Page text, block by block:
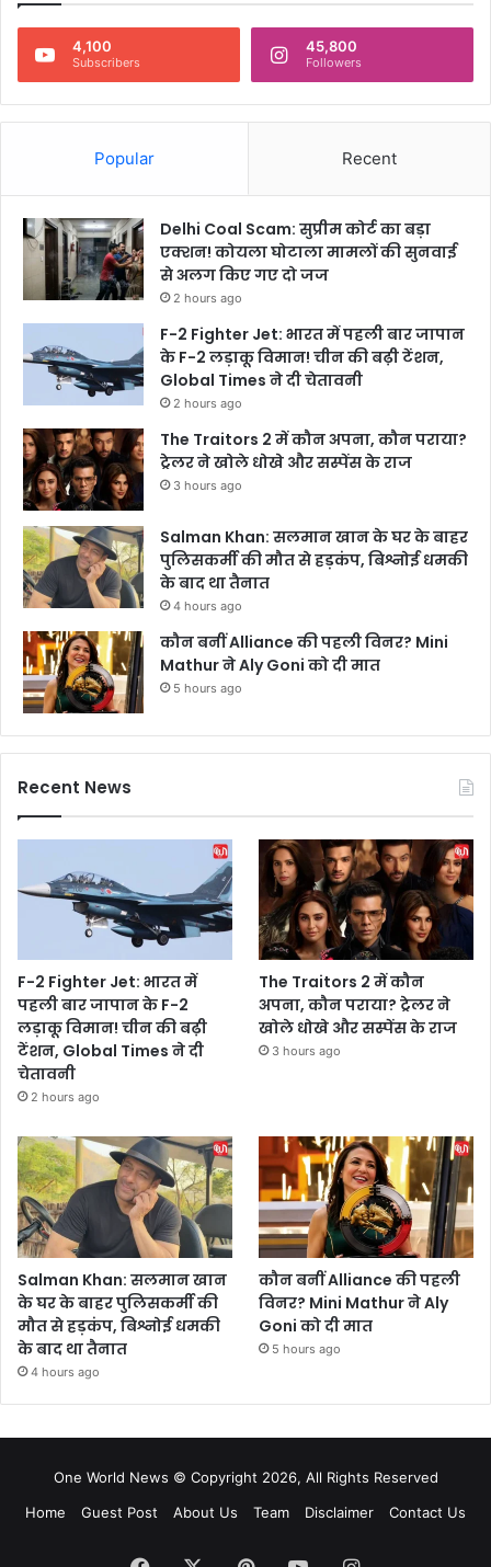
4,100
Subscribers
45,800
Followers
Popular Recent
Delhi Coal Scam: सुप्रीम कोर्ट का बड़ा
एक्शन! कोयला घोटाला मामलों की सुनवाई
से अलग किए गए दो जज
2 hours ago
F-2 Fighter Jet: भारत में पहली बार जापान
के F-2 लड़ाकू विमान! चीन की बढ़ी टेंशन,
Global Times ने दी चेतावनी
2 hours ago
The Traitors 2 में कौन अपना, कौन पराया?
ट्रेलर ने खोले धोखे और सस्पेंस के राज
3 hours ago
Salman Khan: सलमान खान के घर के बाहर
पुलिसकर्मी की मौत से हड़कंप, बिश्नोई धमकी
के बाद था तैनात
4 hours ago
कौन बनीं Alliance की पहली विनर? Mini
Mathur ने Aly Goni को दी मात
5 hours ago
Recent News
F-2 Fighter Jet: भारत में
पहली बार जापान के F-2
लड़ाकू विमान! चीन की बढ़ी
टेंशन, Global Times ने दी
चेतावनी
2 hours ago
The Traitors 2 में कौन
अपना, कौन पराया? ट्रेलर ने
खोले धोखे और सस्पेंस के राज
3 hours ago
Salman Khan: सलमान खान
के घर के बाहर पुलिसकर्मी की
मौत से हड़कंप, बिश्नोई धमकी
के बाद था तैनात
4 hours ago
कौन बनीं Alliance की पहली
विनर? Mini Mathur ने Aly
Goni को दी मात
5 hours ago
One World News © Copyright 2026, All Rights Reserved
Home
Guest Post About Us Team Disclaimer Contact Us